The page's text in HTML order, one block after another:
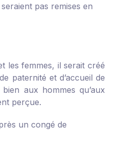
pas remises en
les femmes, il serait créé
paternité et d’accueil de
aux hommes qu’aux
perçue.
un congé de